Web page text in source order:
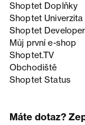
Shoptet Doplňky
Shoptet Univerzita
Shoptet
Můj první e-shop
Shoptet.TV
Obchodiště
Shoptet Status
Máte dotaz?